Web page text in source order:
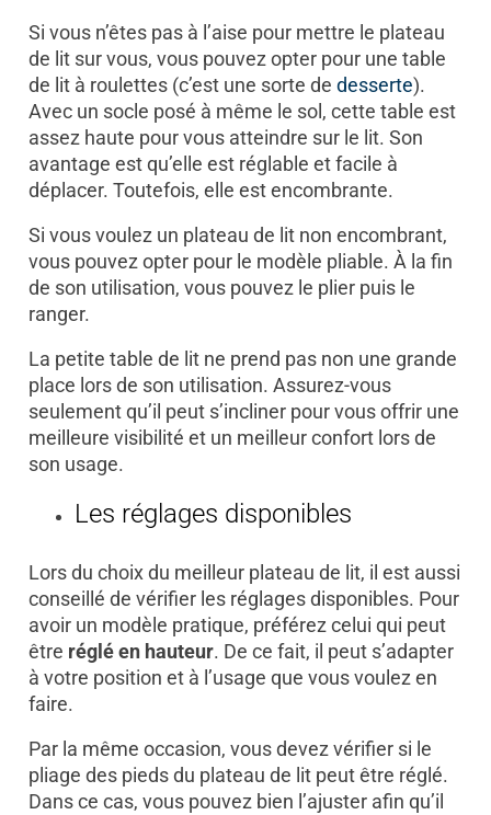
Si vous n’êtes pas à l’aise pour mettre le plateau
de lit sur vous, vous pouvez opter pour une table
de lit à roulettes (c’est une sorte de desserte).
Avec un socle posé à même le sol, cette table est
assez haute pour vous atteindre sur le lit. Son
avantage est qu’elle est réglable et facile à
déplacer. Toutefois, elle est encombrante.
Si vous voulez un plateau de lit non encombrant,
vous pouvez opter pour le modèle pliable. À la fin
de son utilisation, vous pouvez le plier puis le
ranger.
La petite table de lit ne prend pas non une grande
place lors de son utilisation. Assurez-vous
seulement qu’il peut s’incliner pour vous offrir une
meilleure visibilité et un meilleur confort lors de
son usage.
Les réglages disponibles
Lors du choix du meilleur plateau de lit, il est aussi
conseillé de vérifier les réglages disponibles. Pour
avoir un modèle pratique, préférez celui qui peut
être réglé en hauteur. De ce fait, il peut s’adapter
à votre position et à l’usage que vous voulez en
faire.
Par la même occasion, vous devez vérifier si le
pliage des pieds du plateau de lit peut être réglé.
Dans ce cas, vous pouvez bien l’ajuster afin qu’il